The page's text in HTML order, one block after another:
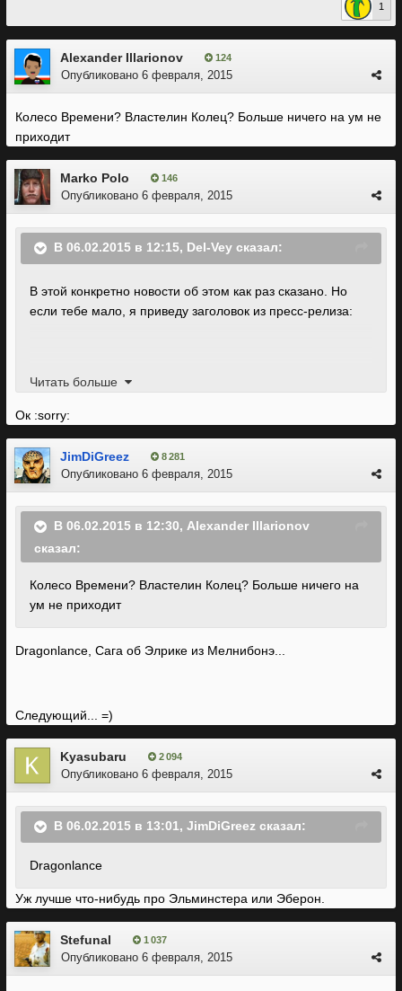
1
Alexander Illarionov 124
Опубликовано 6 февраля, 2015
Колесо Времени? Властелин Колец? Больше ничего на ум не
приходит
Marko Polo 146
Опубликовано 6 февраля, 2015
В 06.02.2015 в 12:15, Del-Vey сказал:
В этой конкретно новости об этом как раз сказано. Но
если тебе мало, я приведу заголовок из пресс-релиза:
N-SPACE AND DIGITAL EXTREMES ANNOUNCE NEW
GAME PARTNERSHIP; COLLABORATE ON
UNANNOUNCED
Читать больше
Ок :sorry:
JimDiGreez 8 281
Опубликовано 6 февраля, 2015
В 06.02.2015 в 12:30, Alexander Illarionov
сказал:
Колесо Времени? Властелин Колец? Больше ничего на
ум не приходит
Dragonlance, Сага об Элрике из Мелнибонэ...
Следующий... =)
Kyasubaru 2 094
Опубликовано 6 февраля, 2015
В 06.02.2015 в 13:01, JimDiGreez сказал:
Dragonlance
Уж лучше что-нибудь про Эльминстера или Эберон.
Stefunal 1 037
Опубликовано 6 февраля, 2015